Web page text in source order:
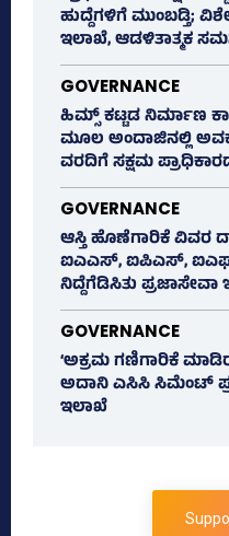
ಹುದ್ದೆಗಳಿಗೆ ಮುಂಬಡ್ತಿ;
ಇಲಾಖೆ, ಆಡಳಿತಾತ್ಮಕ
GOVERNANCE
ಹಿಮ್ಸ್‌ ಕಟ್ಟಡ ನಿರ್ಮಾಣ
ಮೂಲ ಅಂದಾಜಿನಲ್ಲಿ
ವರದಿಗೆ ಸಕ್ಷಮ
GOVERNANCE
ಆಸ್ತಿ ಹೊಣೆಗಾರಿಕೆ ವಿವರ
ಐಎಎಸ್‌, ಐಪಿಎಸ್‌,
ನಿದ್ದೆಗೆಡಿಸಿತು
GOVERNANCE
‘ಅಕ್ರಮ ಗಣಿಗಾರಿಕೆ
ಅದಾನಿ ಎಸಿಸಿ ಸಿಮೆಂಟ್
ಇಲಾಖೆ